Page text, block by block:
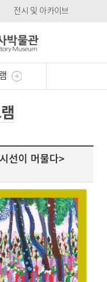
전시 및 아카이브
선이 머물다>